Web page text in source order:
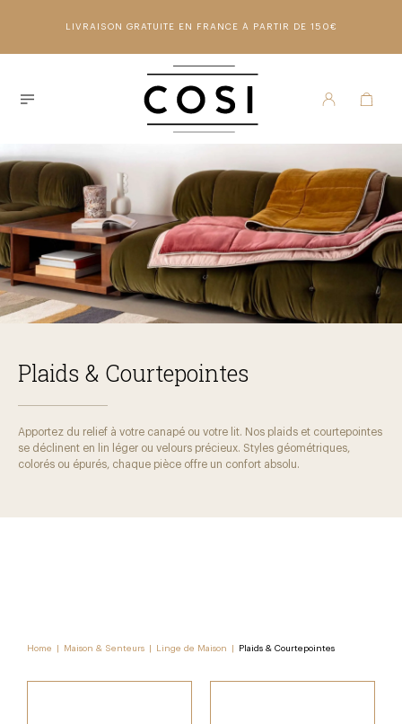
LIVRAISON GRATUITE EN FRANCE À PARTIR DE 150€
Plaids & Courtepointes
Apportez du relief à votre canapé ou votre lit. Nos plaids et courtepointes
se déclinent en lin léger ou velours précieux. Styles géométriques,
colorés ou épurés, chaque pièce offre un confort absolu.
Home Maison & Senteurs Linge de Maison Plaids & Courtepointes